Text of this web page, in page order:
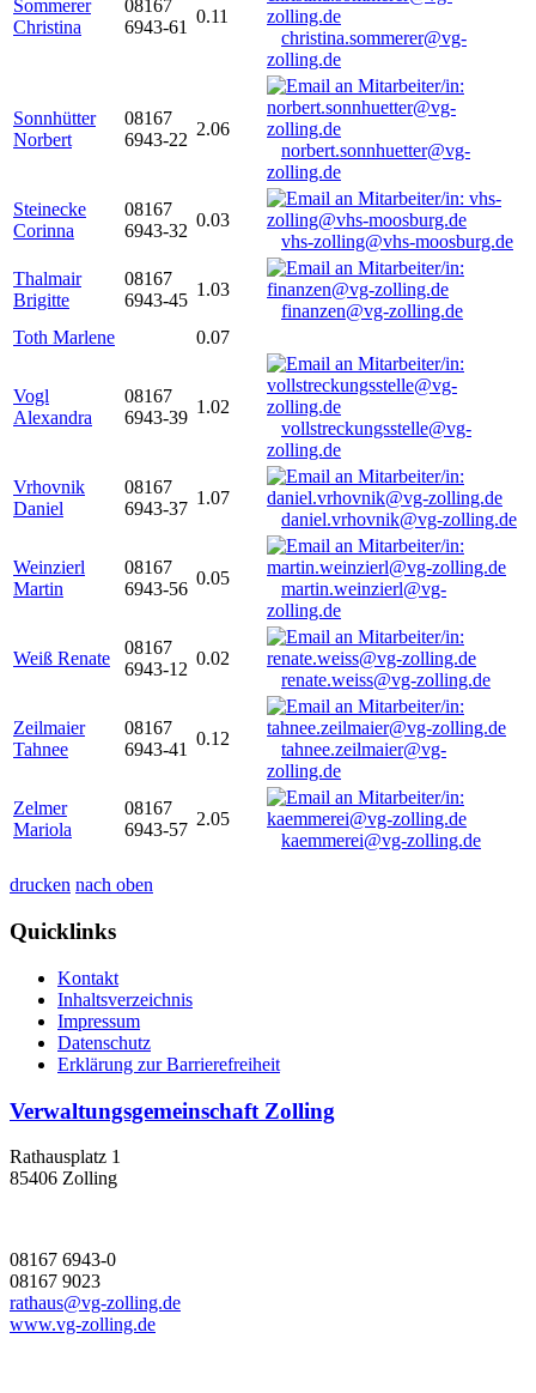
Sommerer
Christina
08167
6943-61
0.11
christina.sommerer@vg-
zolling.de
Sonnhütter
Norbert
08167
6943-22
2.06
norbert.sonnhuetter@vg-
zolling.de
Steinecke
Corinna
08167
6943-32
0.03
vhs-zolling@vhs-moosburg.de
Thalmair
Brigitte
08167
6943-45
1.03
finanzen@vg-zolling.de
Toth Marlene
0.07
Vogl
Alexandra
08167
6943-39
1.02
vollstreckungsstelle@vg-
zolling.de
Vrhovnik
Daniel
08167
6943-37
1.07
daniel.vrhovnik@vg-zolling.de
Weinzierl
Martin
08167
6943-56
0.05
martin.weinzierl@vg-
zolling.de
Weiß Renate
08167
6943-12
0.02
renate.weiss@vg-zolling.de
Zeilmaier
Tahnee
08167
6943-41
0.12
tahnee.zeilmaier@vg-
zolling.de
Zelmer
Mariola
08167
6943-57
2.05
kaemmerei@vg-zolling.de
drucken nach oben
Quicklinks
Kontakt
Inhaltsverzeichnis
Impressum
Datenschutz
Erklärung zur Barrierefreiheit
Verwaltungsgemeinschaft Zolling
Rathausplatz 1
85406 Zolling
08167 6943-0
08167 9023
rathaus@vg-zolling.de
www.vg-zolling.de